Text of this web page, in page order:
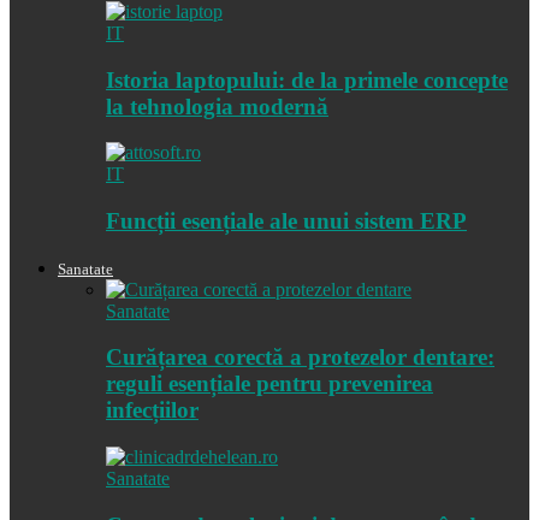
IT
Istoria laptopului: de la primele concepte
la tehnologia modernă
IT
Funcții esențiale ale unui sistem ERP
Sanatate
Sanatate
Curățarea corectă a protezelor dentare:
reguli esențiale pentru prevenirea
infecțiilor
Sanatate